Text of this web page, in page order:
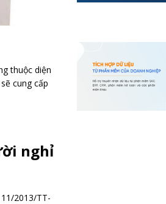
thuộc diện
cung cấp
nghỉ
2013/TT-